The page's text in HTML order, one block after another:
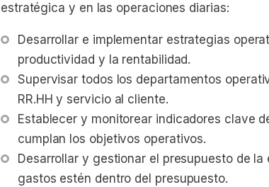
estratégica y en las operaciones diarias:
Desarrollar e implementar estrategias
productividad y la rentabilidad.
Supervisar todos los departamentos
RR.HH y servicio al cliente.
Establecer y monitorear indicadores clave
cumplan los objetivos operativos.
Desarrollar y gestionar el presupuesto de
gastos estén dentro del presupuesto.